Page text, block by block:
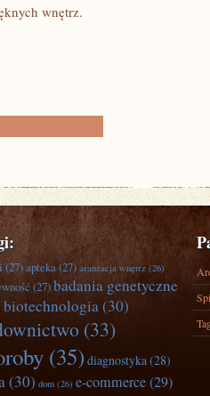
wnętrz.
(27)apteka(27) aranżacja wnętrz (26)
(27)badania genetyczne
biotechnologia(30)
(33)
(35) diagnostyka(28)
(30) dom (26) e-commerce(29)